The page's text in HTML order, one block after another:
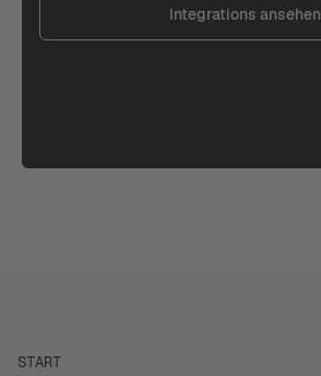
Integrations ansehen
START